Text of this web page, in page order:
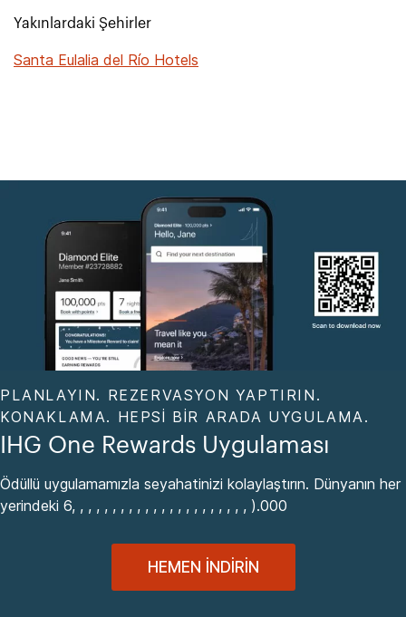
Yakınlardaki Şehirler
Santa Eulalia del Río Hotels
PLANLAYIN. REZERVASYON YAPTIRIN.
KONAKLAMA. HEPSI BIR ARADA UYGULAMA.
IHG One Rewards Uygulaması
Ödüllü uygulamamızla seyahatinizi kolaylaştırın. Dünyanın her
yerindeki 6, , , , , , , , , , , , , , , , , , , , , , ).000
HEMEN İNDIRIN